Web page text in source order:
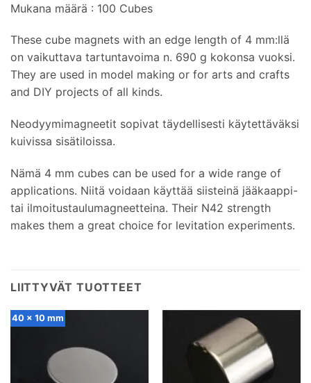
Mukana määrä : 100 Cubes
These cube magnets with an edge length of 4 mm:llä
on vaikuttava tartuntavoima n. 690 g kokonsa vuoksi.
They are used in model making or for arts and crafts
and DIY projects of all kinds.
Neodyymimagneetit sopivat täydellisesti käytettäväksi
kuivissa sisätiloissa.
Nämä 4 mm cubes can be used for a wide range of
applications. Niitä voidaan käyttää siisteinä jääkaappi-
tai ilmoitustaulumagneetteina. Their N42 strength
makes them a great choice for levitation experiments.
LIITTYVÄT TUOTTEET
40 x 10 mm